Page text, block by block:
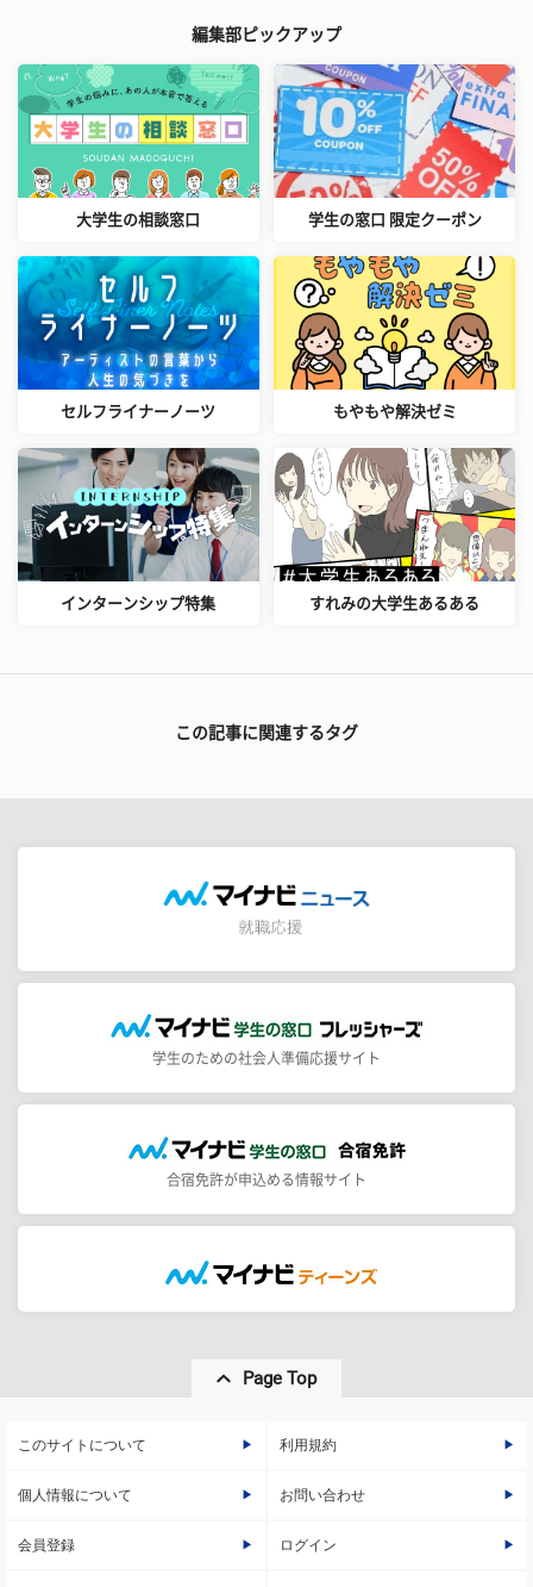
編集部ピックアップ
大学生の相談窓口 学生の窓口 限定クーポン
セルフライナーノーツ もやもや解決ゼミ
インターンシップ特集 すれみの大学生あるある
この記事に関連するタグ
学生のための社会人準備応援サイト
合宿免許が申込める情報サイト
Page Top
このサイトについて 利用規約
個人情報について お問い合わせ
会員登録 ログイン